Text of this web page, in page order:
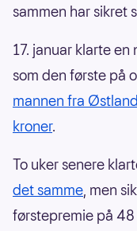
sammen har sikret
17. januar klarte
som den første på
mannen fra
kroner.
To uker senere
det samme, men
førstepremie på